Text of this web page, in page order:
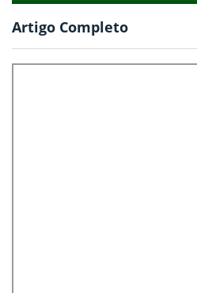
Artigo Completo